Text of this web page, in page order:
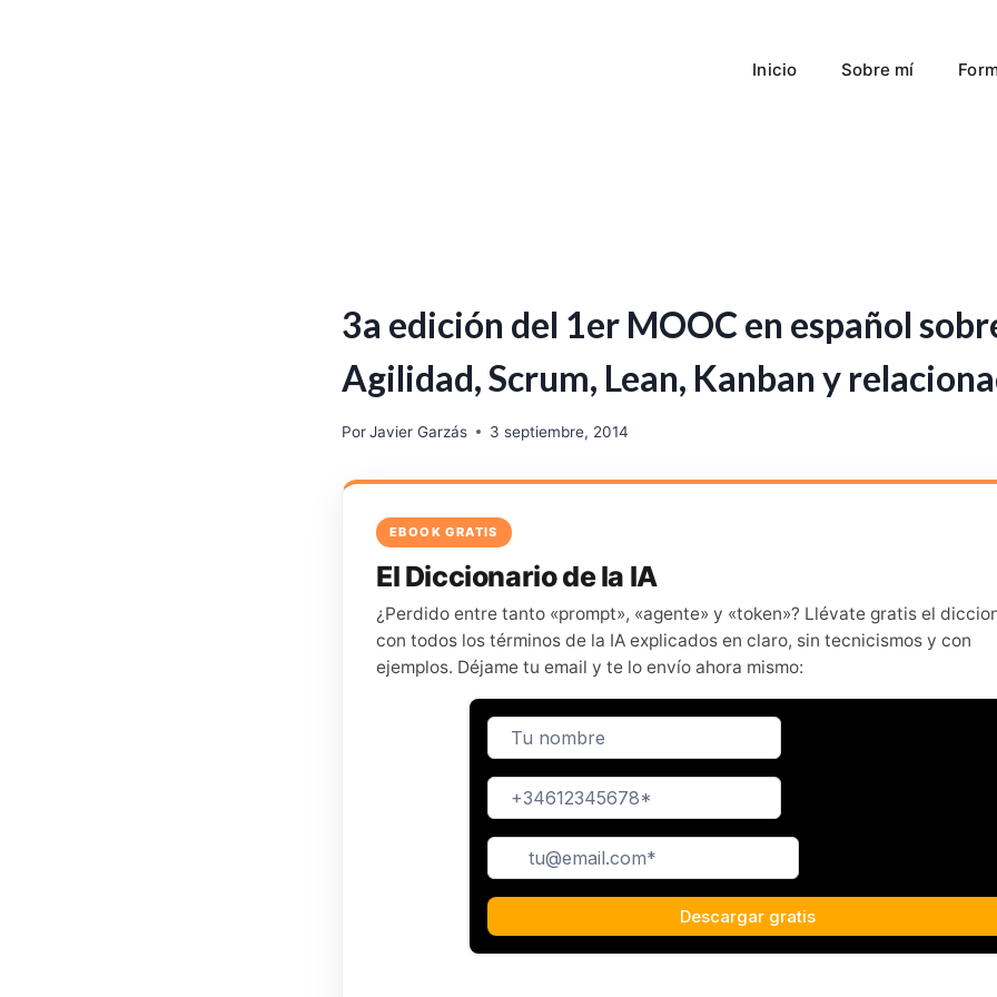
Inicio Sobre mí
3a edición del 1er MOOC en español
Agilidad, Scrum, Lean, Kanban y
PorJavier Garzás 3 septiembre, 2014
EBOOK GRATIS
El Diccionario de la IA
¿Perdido entre tanto «prompt», «agente» y «token»? Llévate gratis el
con todos los términos de la IA explicados en claro, sin tecnicismos y con
ejemplos. Déjame tu email y te lo envío ahora mismo: